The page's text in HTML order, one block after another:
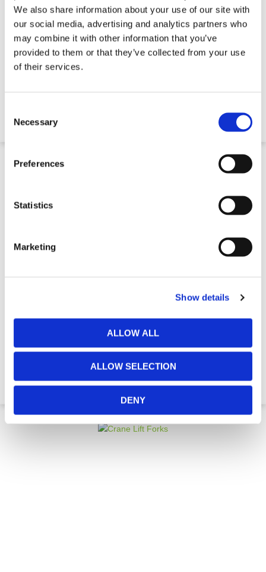
We also share information about your use of our site with
our social media, advertising and analytics partners who
may combine it with other information that you’ve
provided to them or that they’ve collected from your use
of their services.
Selection
Necessary
Preferences
Statistics
Marketing
Show details
ALLOW ALL
ALLOW SELECTION
DENY
Universele Trottoirbandtang 250KG
Reddingsmand voor Kraanliften